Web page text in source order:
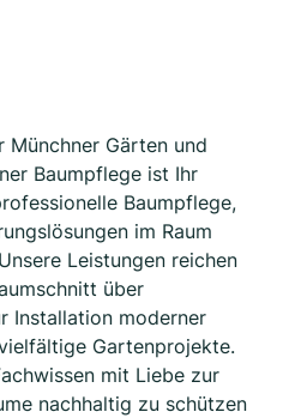
Münchner Gärten und
Baumpflege ist Ihr
Baumpflege,
im Raum
Leistungen reichen
über
Installation moderner
Gartenprojekte.
mit Liebe zur
nachhaltig zu schützen